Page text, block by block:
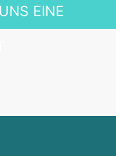
EINE